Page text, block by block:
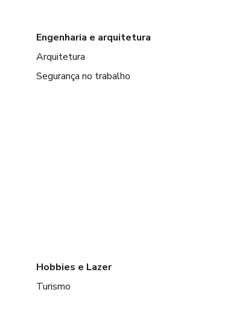
Engenharia e arquitetura
Arquitetura
Segurança no trabalho
Hobbies e Lazer
Turismo